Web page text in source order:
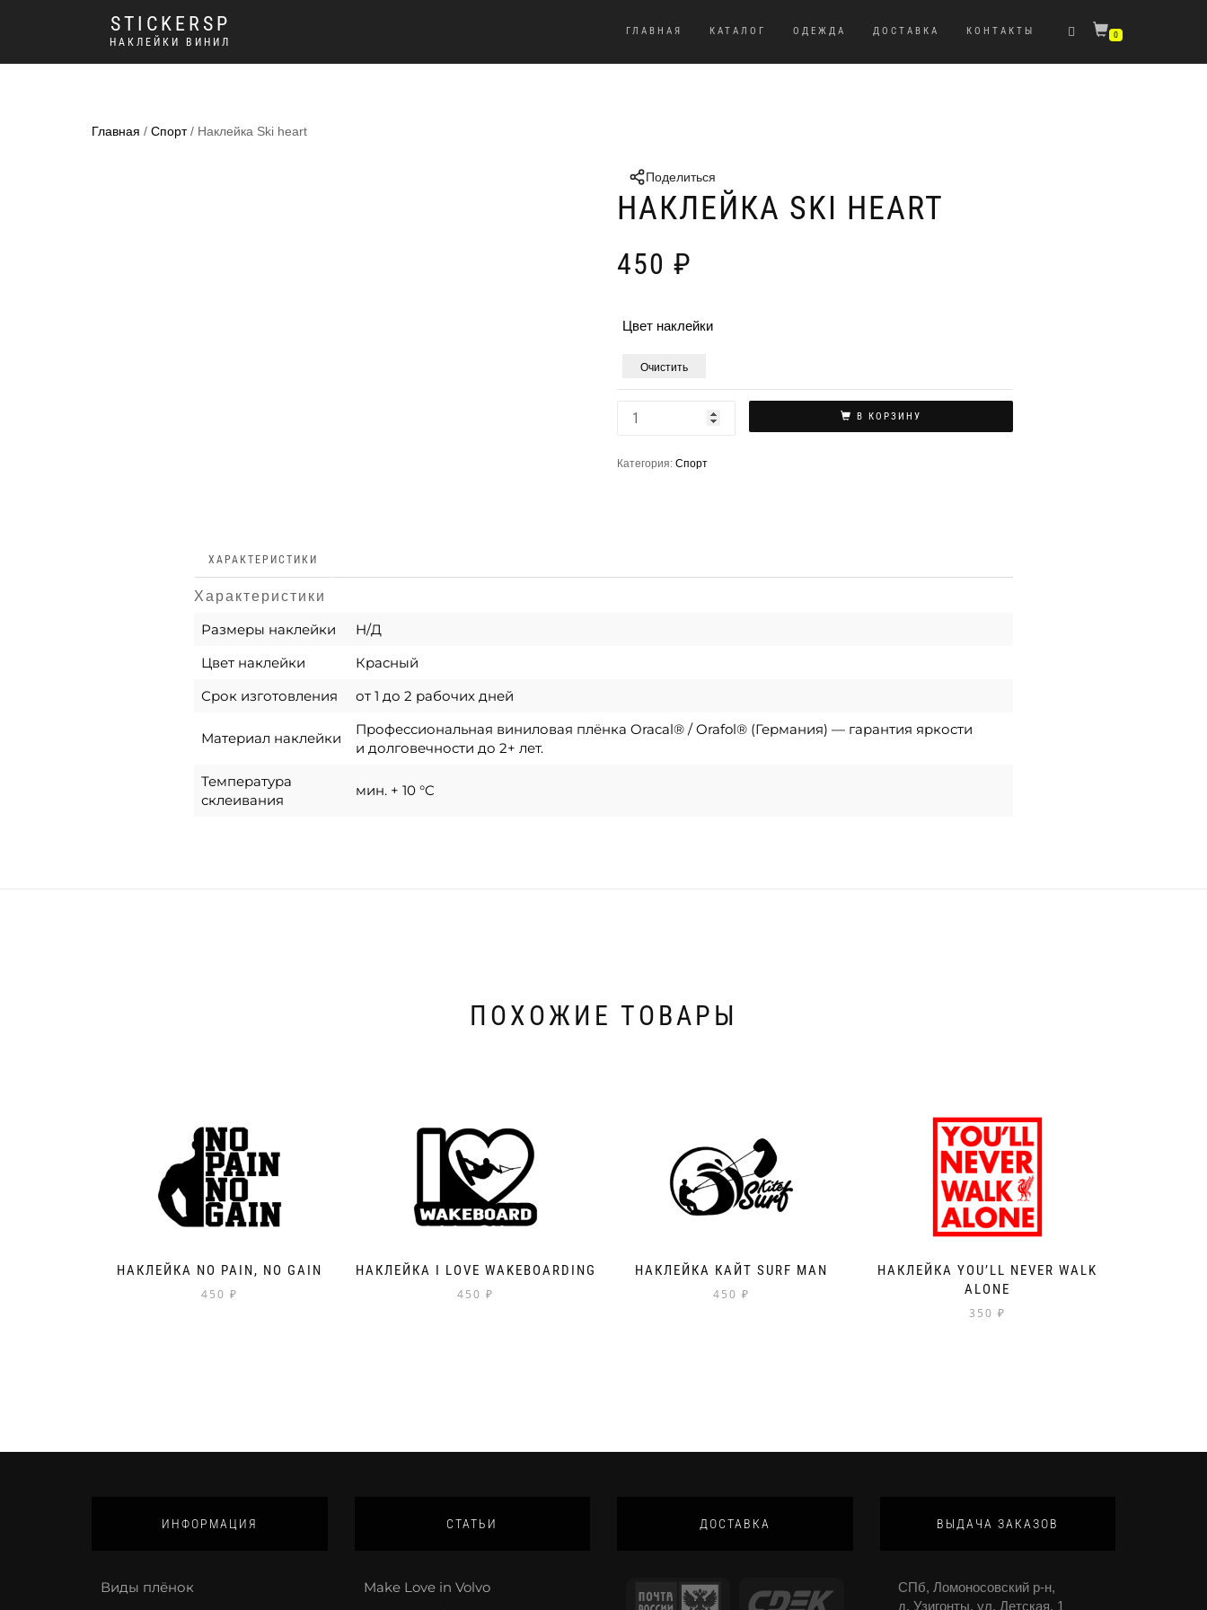
STICKERSP
НАКЛЕЙКИ ВИНИЛ
ГЛАВНАЯ КАТАЛОГ ОДЕЖДА ДОСТАВКА КОНТАКТЫ 0
Главная / Спорт/ Наклейка Ski heart
Поделиться
НАКЛЕЙКА SKI HEART
450 ₽
Цвет наклейки
Очистить
В КОРЗИНУ
Категория: Спорт
ХАРАКТЕРИСТИКИ
Характеристики
Размеры наклейки
Н/Д
Цвет наклейки
Красный
Срок изготовления
от 1 до 2 рабочих дней
Материал наклейки
Профессиональная виниловая плёнка Oracal® / Orafol® (Германия) — гарантия яркости
и долговечности до 2+ лет.
Температура
склеивания
мин. + 10 °C
ПОХОЖИЕ ТОВАРЫ
НАКЛЕЙКА NO PAIN, NO GAIN
450 ₽
НАКЛЕЙКА I LOVE WAKEBOARDING
450 ₽
НАКЛЕЙКА КАЙТ SURF MAN
450 ₽
НАКЛЕЙКА YOU’LL NEVER WALK
ALONE
350 ₽
ИНФОРМАЦИЯ
Виды плёнок
СТАТЬИ
Make Love in Volvo
ДОСТАВКА ВЫДАЧА ЗАКАЗОВ
СПб, Ломоносовский р-н,
д. Узигонты, ул. Детская, 1